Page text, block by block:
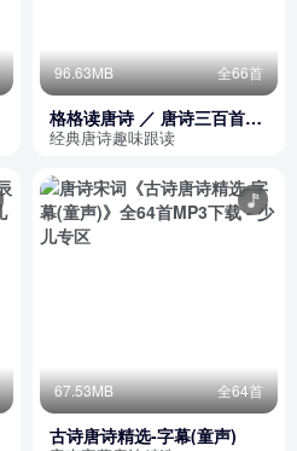
96.63MB 全66首
格格读唐诗 ／ 唐诗三百首跟
读
经典唐诗趣味跟读
67.53MB 全64首
古诗唐诗精选-字幕(童声)